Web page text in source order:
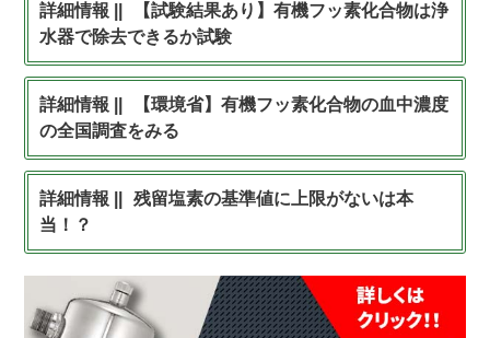
【試験結果あり】有機フッ素化合物は浄
水器で除去できるか試験
【環境省】有機フッ素化合物の血中濃度
の全国調査をみる
残留塩素の基準値に上限がないは本
当！？